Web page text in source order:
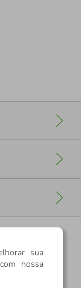
sua
nossa